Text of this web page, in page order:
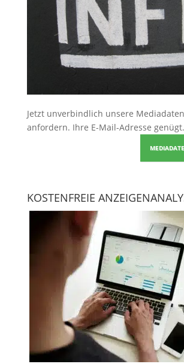
Jetzt unverbindlich unsere
anfordern. Ihre E-Mail-Adresse genügt.
KOSTENFREIE